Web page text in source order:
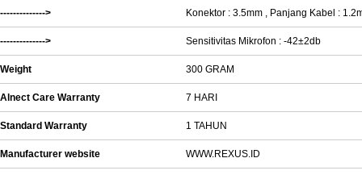
--------------> Konektor : 3.5mm , Panjang Kabel :
--------------> Sensitivitas Mikrofon : -42±2db
Weight 300 GRAM
Alnect Care Warranty 7 HARI
Standard Warranty 1 TAHUN
Manufacturer website WWW.REXUS.ID